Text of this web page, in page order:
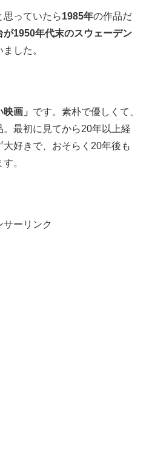
っていたら1985年の作品だ
が1950年代末のスウェーデン
した。
映画」 です。素朴で優しくて、
最初に見てから20年以上経
好きで、おそらく20年後も
。
サーリンク